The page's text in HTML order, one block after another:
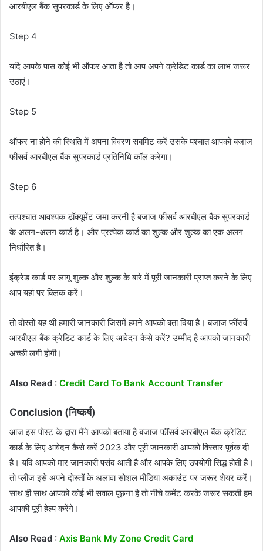
आरबीएल बैंक सुपरकार्ड के लिए ऑफर है।
Step 4
यदि आपके पास कोई भी ऑफर आता है तो आप अपने क्रेडिट कार्ड का लाभ जरूर
उठाएं।
Step 5
ऑफर ना होने की स्थिति में अपना विवरण सबमिट करें उसके पश्चात आपको बजाज
फींसर्व आरबीएल बैंक सुपरकार्ड प्रतिनिधि कॉल करेगा।
Step 6
तत्पश्चात आवश्यक डॉक्यूमेंट जमा करनी है बजाज फींसर्व आरबीएल बैंक सुपरकार्ड
के अलग-अलग कार्ड है। और प्रत्येक कार्ड का शुल्क और शुल्क का एक अलग
निर्धारित है।
इंक्रेड कार्ड पर लागू शुल्क और शुल्क के बारे में पूरी जानकारी प्राप्त करने के लिए
आप यहां पर क्लिक करें।
तो दोस्तों यह थी हमारी जानकारी जिसमें हमने आपको बता दिया है। बजाज फींसर्व
आरबीएल बैंक क्रेडिट कार्ड के लिए आवेदन कैसे करें? उम्मीद है आपको जानकारी
अच्छी लगी होगी।
Also Read : Credit Card To Bank Account Transfer
Conclusion (निष्कर्ष)
आज इस पोस्ट के द्वारा मैंने आपको बताया है बजाज फींसर्व आरबीएल बैंक क्रेडिट
कार्ड के लिए आवेदन कैसे करें 2023 और पूरी जानकारी आपको विस्तार पूर्वक दी
है। यदि आपको मार जानकारी पसंद आती है और आपके लिए उपयोगी सिद्ध होती है।
तो प्लीज इसे अपने दोस्तों के अलावा सोशल मीडिया अकाउंट पर जरूर शेयर करें।
साथ ही साथ आपको कोई भी सवाल पूछना है तो नीचे कमेंट करके जरूर सकती हम
आपकी पूरी हेल्प करेंगे।
Also Read : Axis Bank My Zone Credit Card